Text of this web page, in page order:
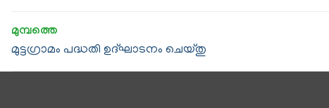
മുട്ടഗ്രാമം പദ്ധതി ഉദ്ഘാടനം ചെയ്തു